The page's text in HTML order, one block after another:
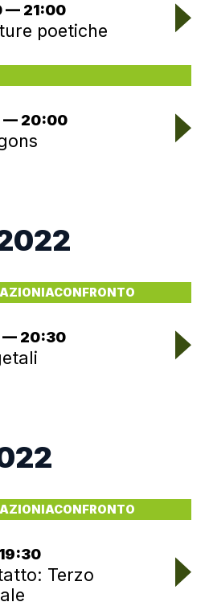
— 21:00
poetiche
— 20:00
— 20:30
Terzo